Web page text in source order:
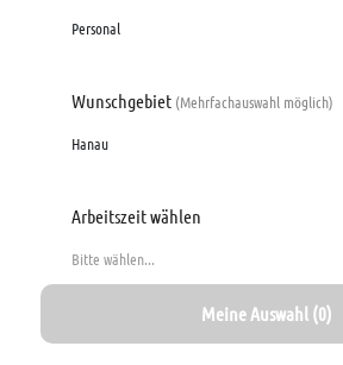
Personal
Wunschgebiet (Mehrfachauswahl möglich)
Hanau
Arbeitszeit wählen
Bitte wählen...
Meine Auswahl (0)